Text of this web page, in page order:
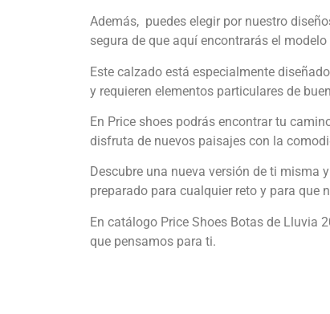
Además, puedes elegir por nuestro
segura de que aquí encontrarás el
Este calzado está especialmente
y requieren elementos particulares de
En Price shoes podrás encontrar tu
disfruta de nuevos paisajes con la
Descubre una nueva versión de ti misma
preparado para cualquier reto y para que
En catálogo Price Shoes Botas de Lluvia
que pensamos para ti.